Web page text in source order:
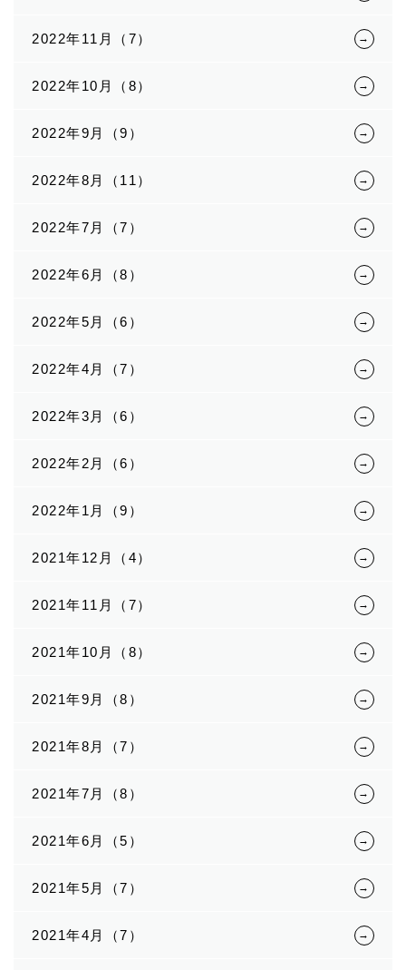
2022年11月（7）
2022年10月（8）
2022年9月（9）
2022年8月（11）
2022年7月（7）
2022年6月（8）
2022年5月（6）
2022年4月（7）
2022年3月（6）
2022年2月（6）
2022年1月（9）
2021年12月（4）
2021年11月（7）
2021年10月（8）
2021年9月（8）
2021年8月（7）
2021年7月（8）
2021年6月（5）
2021年5月（7）
2021年4月（7）